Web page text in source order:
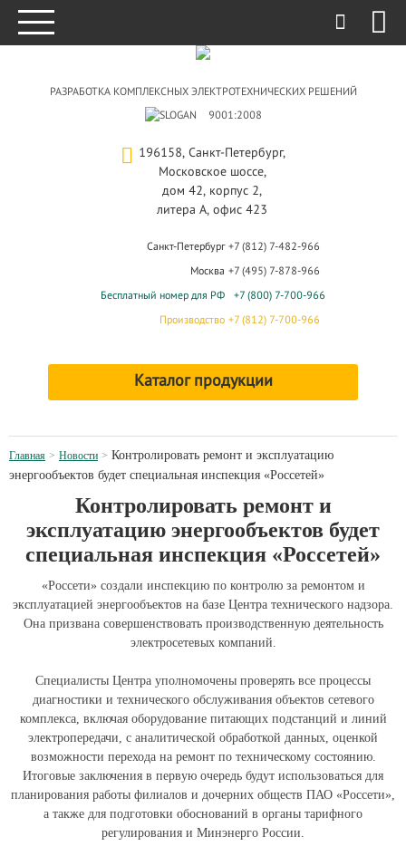
РАЗРАБОТКА КОМПЛЕКСНЫХ ЭЛЕКТРОТЕХНИЧЕСКИХ РЕШЕНИЙ
9001:2008
196158, Санкт-Петербург,
Московское шоссе,
дом 42, корпус 2,
литера А, офис 423
Санкт-Петербург
Москва
Бесплатный номер для РФ
Производство
+7 (812) 7-482-966
+7 (495) 7-878-966
+7 (800) 7-700-966
+7 (812) 7-700-966
Каталог продукции
Главная Новости
Контролировать ремонт и эксплуатацию
энергообъектов будет специальная инспекция «Россетей»
Контролировать ремонт и
эксплуатацию энергообъектов будет
специальная инспекция «Россетей»
«Россети» создали инспекцию по контролю за ремонтом и
эксплуатацией энергообъектов на базе Центра технического надзора.
Она призвана совершенствовать производственную деятельность
электросетевых компаний.
Специалисты Центра уполномочены проверять все процессы
диагностики и технического обслуживания объектов сетевого
комплекса, включая оборудование питающих подстанций и линий
электропередачи, с аналитической обработкой данных, оценкой
возможности перехода на ремонт по техническому состоянию.
Итоговые заключения в первую очередь будут использоваться для
планирования работы филиалов и дочерних обществ ПАО «Россети»,
а также для подготовки обоснований в органы тарифного
регулирования и Минэнерго России.